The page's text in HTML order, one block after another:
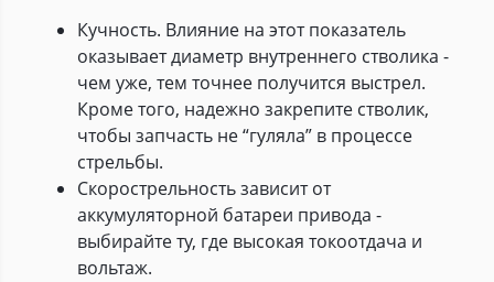
Кучность. Влияние на этот показатель
оказывает диаметр внутреннего стволика -
чем уже, тем точнее получится выстрел.
Кроме того, надежно закрепите стволик,
чтобы запчасть не “гуляла” в процессе
стрельбы.
Скорострельность зависит от
аккумуляторной батареи привода -
выбирайте ту, где высокая токоотдача и
вольтаж.